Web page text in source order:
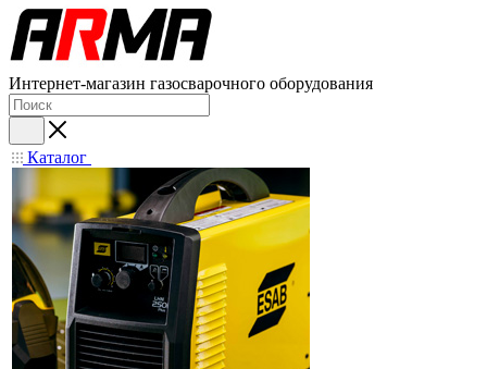
Интернет-магазин газосварочного оборудования
Каталог